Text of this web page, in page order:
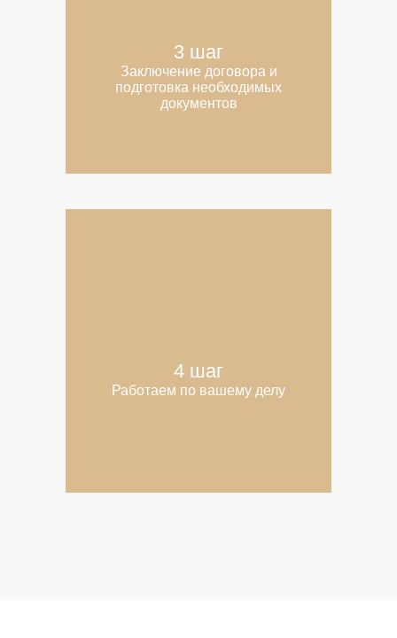
3 шаг
Заключение договора и
подготовка необходимых
документов
4 шаг
Работаем по вашему делу